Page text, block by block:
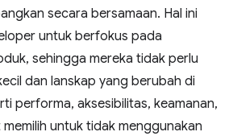
secara bersamaan. Hal ini
untuk berfokus pada
sehingga mereka tidak perlu
dan lanskap yang berubah di
performa, aksesibilitas, keamanan,
untuk tidak menggunakan